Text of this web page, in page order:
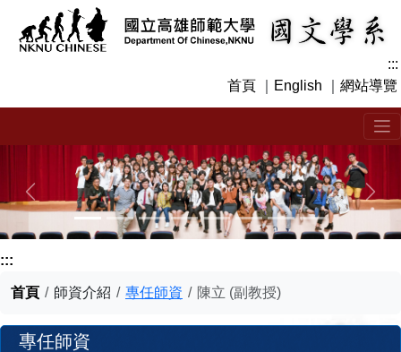
:::
首頁
English 網站導覽
上一張 下一
:::
首頁 師資介紹 專任師資 陳立 (副教授)
專任師資